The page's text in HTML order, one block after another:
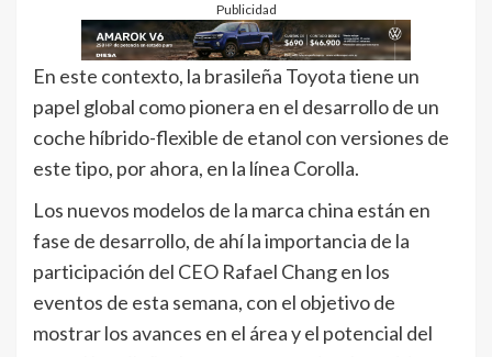
Publicidad
En este contexto, la brasileña Toyota tiene un
papel global como pionera en el desarrollo de un
coche híbrido-flexible de etanol con versiones de
este tipo, por ahora, en la línea Corolla.
Los nuevos modelos de la marca china están en
fase de desarrollo, de ahí la importancia de la
participación del CEO Rafael Chang en los
eventos de esta semana, con el objetivo de
mostrar los avances en el área y el potencial del